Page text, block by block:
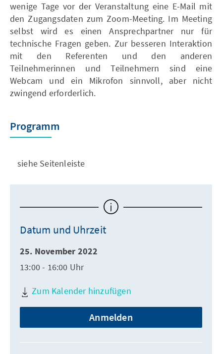
wenige Tage vor der Veranstaltung eine E-Mail mit
den Zugangsdaten zum Zoom-Meeting. Im Meeting
selbst wird es einen Ansprechpartner nur für
technische Fragen geben. Zur besseren Interaktion
mit den Referenten und den anderen
Teilnehmerinnen und Teilnehmern sind eine
Webcam und ein Mikrofon sinnvoll, aber nicht
zwingend erforderlich.
Programm
siehe Seitenleiste
Datum und Uhrzeit
25. November 2022
13:00 - 16:00 Uhr
Zum Kalender hinzufügen
Anmelden